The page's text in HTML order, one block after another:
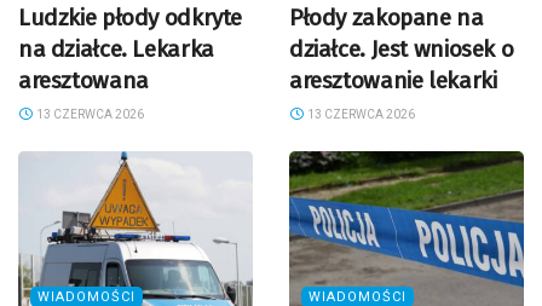
Ludzkie płody odkryte
na działce. Lekarka
aresztowana
13 CZERWCA 2026
Płody zakopane na
działce. Jest wniosek o
aresztowanie lekarki
13 CZERWCA 2026
WIADOMOŚCI WIADOMOŚCI